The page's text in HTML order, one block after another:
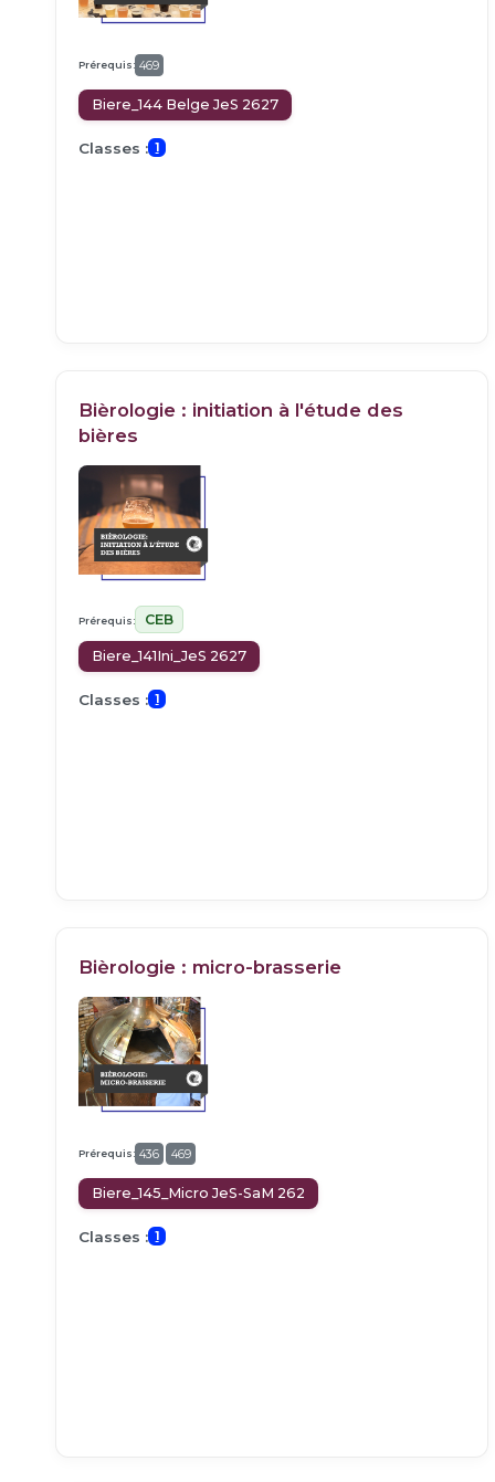
Prérequis: 469
Biere_144 Belge JeS 2627
Classes : 1
Bièrologie : initiation à l'étude des
bières
Prérequis: CEB
Biere_141Ini_JeS 2627
Classes : 1
Bièrologie : micro-brasserie
Prérequis: 436 469
Biere_145_Micro JeS-SaM 262
Classes : 1